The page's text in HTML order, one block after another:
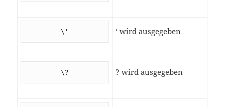
\' ‘ wird ausgegeben
\? ? wird ausgegeben